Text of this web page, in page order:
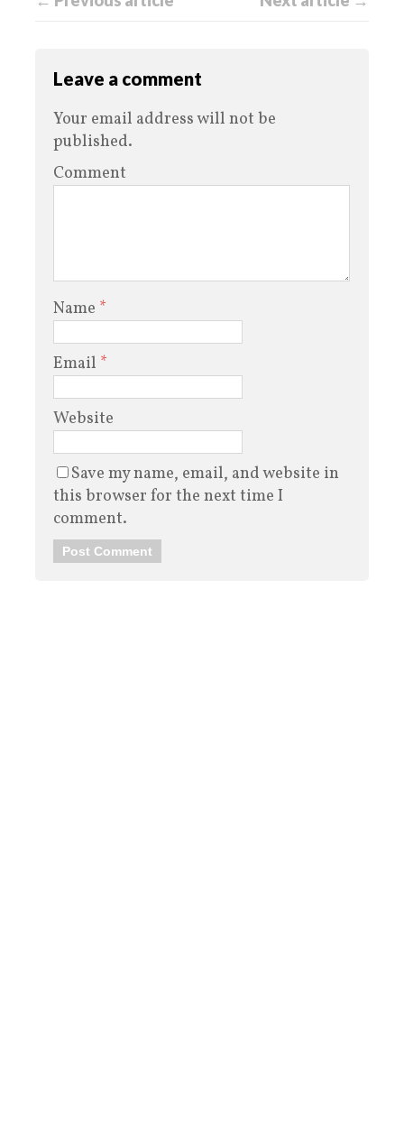
Leave a comment
Your email address will not be
published.
Comment
Name *
Email *
Website
Save my name, email, and website in
this browser for the next time I
comment.